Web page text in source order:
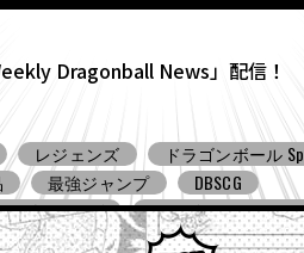
Dragonball News」配信！
食玩 Ｖジャンプ
DBSCG
ダイバーズ
ドラゴンボール ゼ
ン スクアドラ
BNE Grandista
バンプレスト コミコン